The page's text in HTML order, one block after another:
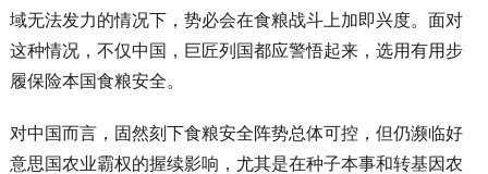
域无法发力的情况下，势必会在食粮战斗上加即兴度。面对
这种情况，不仅中国，巨匠列国都应警悟起来，选用有用步
履保险本国食粮安全。
对中国而言，固然刻下食粮安全阵势总体可控，但仍濒临好
意思国农业霸权的握续影响，尤其是在种子本事和转基因农